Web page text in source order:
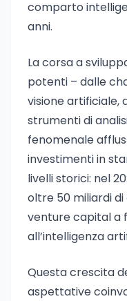
comparto
anni.
La corsa a
potenti – dalle
visione artificiale,
strumenti di
fenomenale
investimenti in
livelli storici: nel
oltre 50 miliardi
venture capital a
all’intelligenza
Questa crescita
aspettative